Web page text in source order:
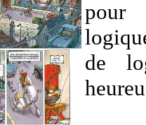
pour
de